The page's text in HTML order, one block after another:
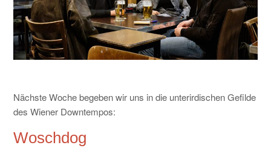
PRESSE
Nächste Woche begeben wir uns in die unterirdischen Gefilde
des Wiener Downtempos:
Woschdog